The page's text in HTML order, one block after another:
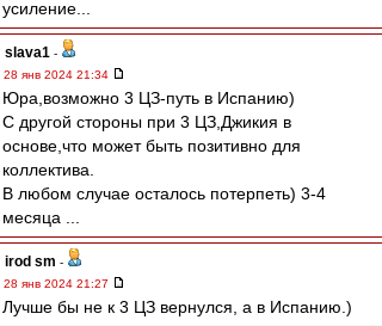
усиление...
slava1 -
28 янв 2024 21:34
Юра,возможно 3 ЦЗ-путь в Испанию)
C другой стороны при 3 ЦЗ,Джикия в
основе,что может быть позитивно для
коллектива.
В любом случае осталось потерпеть) 3-4
месяца ...
irod sm -
28 янв 2024 21:27
Лучше бы не к 3 ЦЗ вернулся, а в Испанию.)